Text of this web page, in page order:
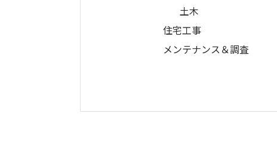
土木
住宅工事
メンテナンス＆調査